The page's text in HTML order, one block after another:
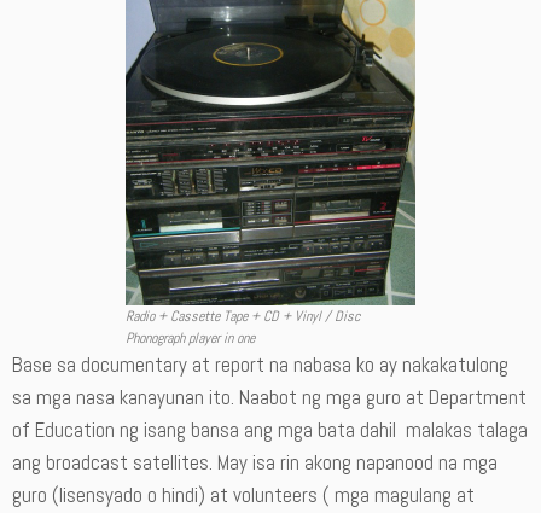
Radio + Cassette Tape + CD + Vinyl / Disc
Phonograph player in one
Base sa documentary at report na nabasa ko ay nakakatulong
sa mga nasa kanayunan ito. Naabot ng mga guro at Department
of Education ng isang bansa ang mga bata dahil malakas talaga
ang broadcast satellites. May isa rin akong napanood na mga
guro (lisensyado o hindi) at volunteers ( mga magulang at